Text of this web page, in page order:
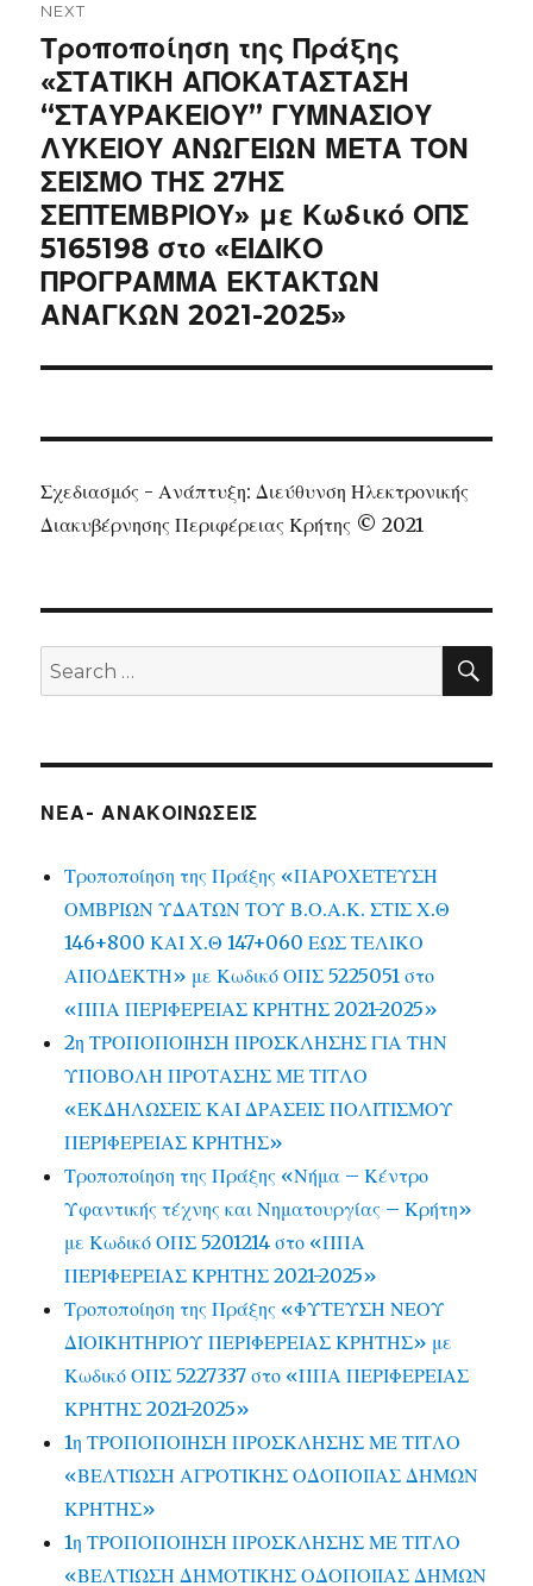
NEXT
Next
post:
Τροποποίηση της Πράξης
«ΣΤΑΤΙΚΗ ΑΠΟΚΑΤΑΣΤΑΣΗ
“ΣΤΑΥΡΑΚΕΙΟΥ” ΓΥΜΝΑΣΙΟΥ
ΛΥΚΕΙΟΥ ΑΝΩΓΕΙΩΝ ΜΕΤΑ ΤΟΝ
ΣΕΙΣΜΟ ΤΗΣ 27ΗΣ
ΣΕΠΤΕΜΒΡΙΟΥ» με Κωδικό ΟΠΣ
5165198 στο «ΕΙΔΙΚΟ
ΠΡΟΓΡΑΜΜΑ ΕΚΤΑΚΤΩΝ
ΑΝΑΓΚΩΝ 2021-2025»
Σχεδιασμός - Ανάπτυξη: Διεύθυνση Ηλεκτρονικής
Διακυβέρνησης Περιφέρειας Κρήτης © 2021
Search
for:
ΝΕΑ- ΑΝΑΚΟΙΝΩΣΕΙΣ
Τροποποίηση της Πράξης «ΠΑΡΟΧΕΤΕΥΣΗ
ΟΜΒΡΙΩΝ ΥΔΑΤΩΝ ΤΟΥ Β.Ο.Α.Κ. ΣΤΙΣ Χ.Θ
146+800 ΚΑΙ Χ.Θ 147+060 ΕΩΣ ΤΕΛΙΚΟ
ΑΠΟΔΕΚΤΗ» με Κωδικό ΟΠΣ 5225051 στο
«ΠΠΑ ΠΕΡΙΦΕΡΕΙΑΣ ΚΡΗΤΗΣ 2021-2025»
2η ΤΡΟΠΟΠΟΙΗΣΗ ΠΡΟΣΚΛΗΣΗΣ ΓΙΑ ΤΗΝ
ΥΠΟΒΟΛΗ ΠΡΟΤΑΣΗΣ ΜΕ ΤΙΤΛΟ
«ΕΚΔΗΛΩΣΕΙΣ ΚΑΙ ΔΡΑΣΕΙΣ ΠΟΛΙΤΙΣΜΟΥ
ΠΕΡΙΦΕΡΕΙΑΣ ΚΡΗΤΗΣ»
Τροποποίηση της Πράξης «Νήμα – Κέντρο
Υφαντικής τέχνης και Νηματουργίας – Κρήτη»
με Κωδικό ΟΠΣ 5201214 στο «ΠΠΑ
ΠΕΡΙΦΕΡΕΙΑΣ ΚΡΗΤΗΣ 2021-2025»
Τροποποίηση της Πράξης «ΦΥΤΕΥΣΗ ΝΕΟΥ
ΔΙΟΙΚΗΤΗΡΙΟΥ ΠΕΡΙΦΕΡΕΙΑΣ ΚΡΗΤΗΣ» με
Κωδικό ΟΠΣ 5227337 στο «ΠΠΑ ΠΕΡΙΦΕΡΕΙΑΣ
ΚΡΗΤΗΣ 2021-2025»
1η ΤΡΟΠΟΠΟΙΗΣΗ ΠΡΟΣΚΛΗΣΗΣ ΜΕ ΤΙΤΛΟ
«ΒΕΛΤΙΩΣΗ ΑΓΡΟΤΙΚΗΣ ΟΔΟΠΟΙΙΑΣ ΔΗΜΩΝ
ΚΡΗΤΗΣ»
1η ΤΡΟΠΟΠΟΙΗΣΗ ΠΡΟΣΚΛΗΣΗΣ ΜΕ ΤΙΤΛΟ
«ΒΕΛΤΙΩΣΗ ΔΗΜΟΤΙΚΗΣ ΟΔΟΠΟΙΙΑΣ ΔΗΜΩΝ